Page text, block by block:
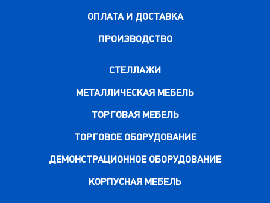
ОПЛАТА И ДОСТАВКА
ПРОИЗВОДСТВО
СТЕЛЛАЖИ
МЕТАЛЛИЧЕСКАЯ МЕБЕЛЬ
ТОРГОВАЯ МЕБЕЛЬ
ТОРГОВОЕ ОБОРУДОВАНИЕ
ДЕМОНСТРАЦИОННОЕ ОБОРУДОВАНИЕ
КОРПУСНАЯ МЕБЕЛЬ